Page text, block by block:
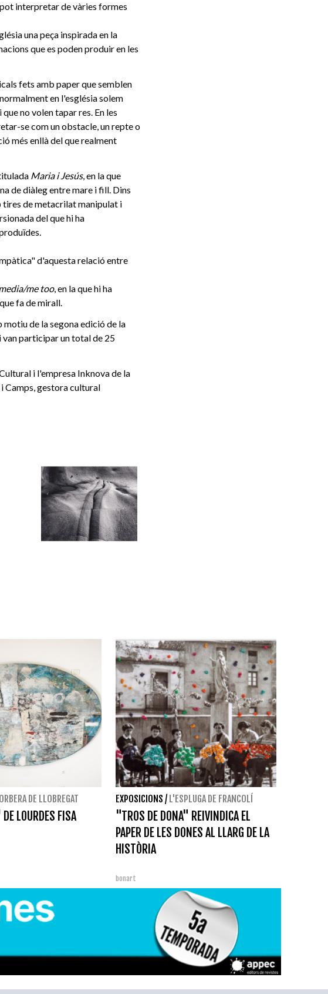
interpretar de vàries formes
una peça inspirada en la
que es poden produir en les
fets amb paper que semblen
en l'església solem
no volen tapar res. En les
se com un obstacle, un repte o
més enllà del que realment
Maria i Jesús, en la que
de diàleg entre mare i fill. Dins
de metacrilat manipulat i
del que hi ha
d'aquesta relació entre
me too, en la que hi ha
fa de mirall.
de la segona edició de la
participar un total de 25
i l'empresa Inknova de la
Camps, gestora cultural
DE LLOBREGAT
LOURDES FISA
EXPOSICIONS / L'ESPLUGA DE FRANCOLÍ
"TROS DE DONA" REIVINDICA EL
PAPER DE LES DONES AL LLARG DE LA
HISTÒRIA
bonart